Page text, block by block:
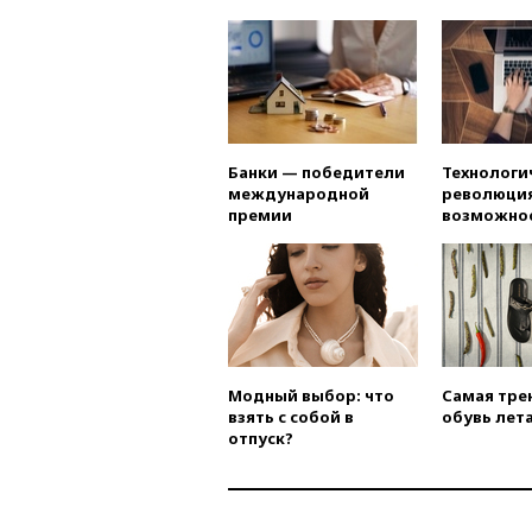
Банки — победители
международной
премии
Модный выбор: что
взять с собой в
отпуск?
Самая
обувь